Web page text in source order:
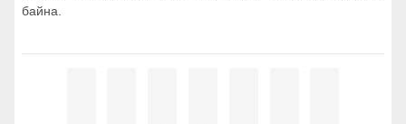
байна.